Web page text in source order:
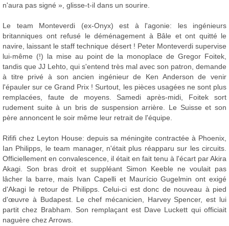
n'aura pas signé », glisse-t-il dans un sourire.
Le team Monteverdi (ex-Onyx) est à l'agonie: les ingénieurs
britanniques ont refusé le déménagement à Bâle et ont quitté le
navire, laissant le staff technique désert ! Peter Monteverdi supervise
lui-même (!) la mise au point de la monoplace de Gregor Foitek,
tandis que JJ Lehto, qui s'entend très mal avec son patron, demande
à titre privé à son ancien ingénieur de Ken Anderson de venir
l'épauler sur ce Grand Prix ! Surtout, les pièces usagées ne sont plus
remplacées, faute de moyens. Samedi après-midi, Foitek sort
rudement suite à un bris de suspension arrière. Le Suisse et son
père annoncent le soir même leur retrait de l'équipe.
Rififi chez Leyton House: depuis sa méningite contractée à Phoenix,
Ian Philipps, le team manager, n'était plus réapparu sur les circuits.
Officiellement en convalescence, il était en fait tenu à l'écart par Akira
Akagi. Son bras droit et suppléant Simon Keeble ne voulait pas
lâcher la barre, mais Ivan Capelli et Maurício Gugelmin ont exigé
d'Akagi le retour de Philipps. Celui-ci est donc de nouveau à pied
d'œuvre à Budapest. Le chef mécanicien, Harvey Spencer, est lui
partit chez Brabham. Son remplaçant est Dave Luckett qui officiait
naguère chez Arrows.